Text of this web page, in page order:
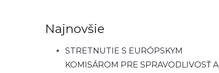
Najnovšie
STRETNUTIE S EURÓPSKYM
KOMISÁROM PRE SPRAVODLIVOSŤ A